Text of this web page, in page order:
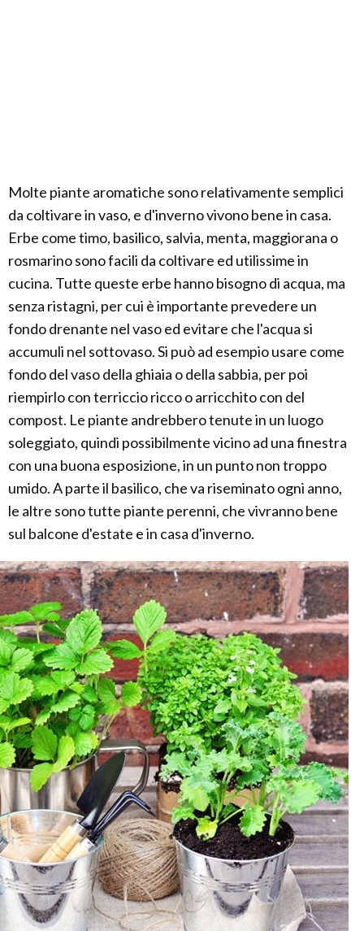
Molte piante aromatiche sono relativamente semplici
da coltivare in vaso, e d'inverno vivono bene in casa.
Erbe come timo, basilico, salvia, menta, maggiorana o
rosmarino sono facili da coltivare ed utilissime in
cucina. Tutte queste erbe hanno bisogno di acqua, ma
senza ristagni, per cui è importante prevedere un
fondo drenante nel vaso ed evitare che l'acqua si
accumuli nel sottovaso. Si può ad esempio usare come
fondo del vaso della ghiaia o della sabbia, per poi
riempirlo con terriccio ricco o arricchito con del
compost. Le piante andrebbero tenute in un luogo
soleggiato, quindi possibilmente vicino ad una finestra
con una buona esposizione, in un punto non troppo
umido. A parte il basilico, che va riseminato ogni anno,
le altre sono tutte piante perenni, che vivranno bene
sul balcone d'estate e in casa d'inverno.